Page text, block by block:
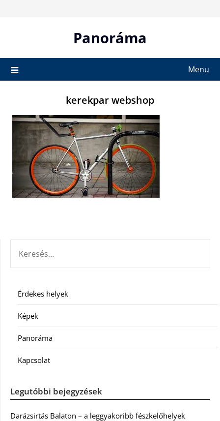
Panoráma
Menu
kerekpar webshop
Érdekes helyek
Képek
Panoráma
Kapcsolat
Legutóbbi bejegyzések
Darázsirtás Balaton – a leggyakoribb fészkelőhelyek